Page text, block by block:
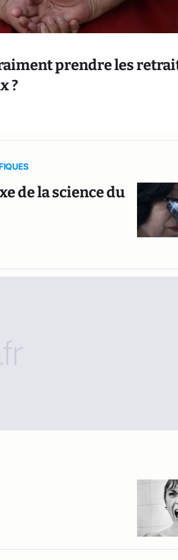
prendre les
?
de la science du